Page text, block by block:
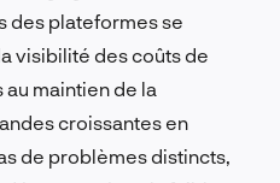
des plateformes se
visibilité des coûts de
maintien de la
croissantes en
de problèmes distincts,